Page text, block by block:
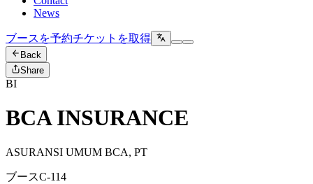
News
ブースを予約チケットを取得
Back
Share
BI
BCA INSURANCE
ASURANSI UMUM BCA, PT
ブースC-114